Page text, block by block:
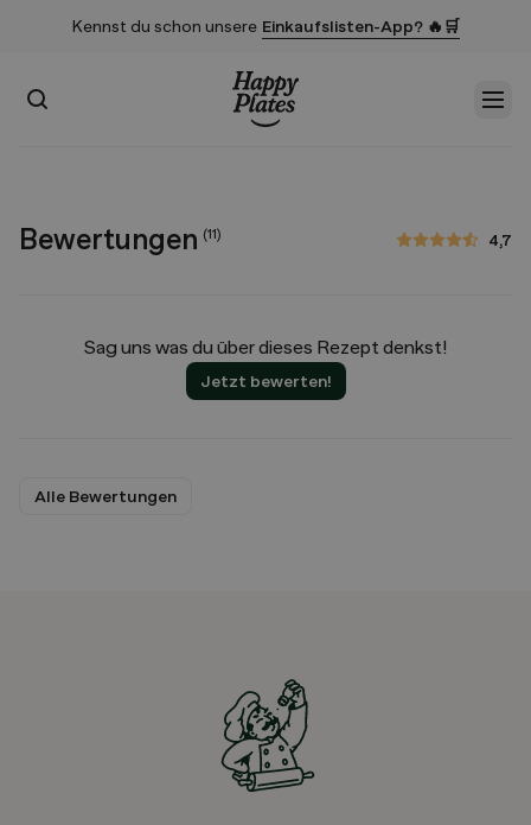
Kennst du schon unsere Einkaufslisten-App? 🔥🛒
Suchen
Bewertungen (11) 4,7
4,7 von 5 Sternen
Sag uns was du über dieses Rezept denkst!
Jetzt bewerten!
Alle Bewertungen